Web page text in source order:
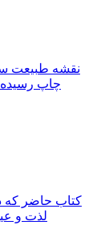
نقشه طبیعت
چاپ رسیده
کتاب حاضر
لذت و